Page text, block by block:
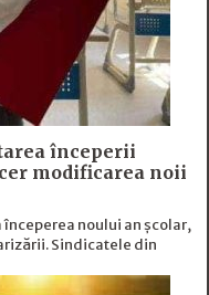
începerii
modificarea noii
noului an școlar,
Sindicatele din